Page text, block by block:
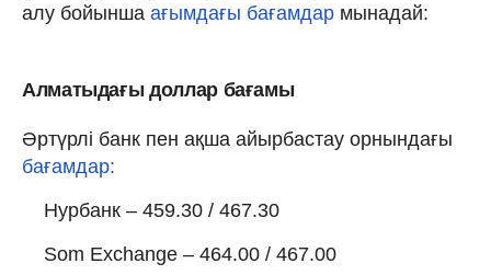
алу бойынша ағымдағы бағамдар мынадай:
Алматыдағы доллар бағамы
Әртүрлі банк пен ақша айырбастау орнындағы
бағамдар:
Нурбанк – 459.30 / 467.30
Som Exchange – 464.00 / 467.00